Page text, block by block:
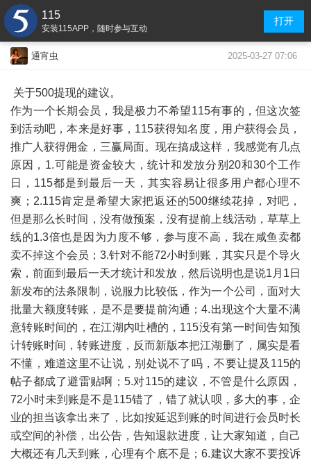
115
安装115APP，随时参与互动
打开
通宵虫 2025-03-27 07:06
关于500提现的建议。
作为一个长期会员，我是极力不希望115有事的，但这次签
到活动吧，本来是好事，115获得知名度，用户获得会员，
推广人获得佣金，三赢局面。现在搞成这样，我感觉有几点
原因，1.可能是资金较大，统计和发放分别20和30个工作
日，115都是到最后一天，其实容易让很多用户都心理不
爽；2.115肯定是希望大家把返还的500继续花掉，对吧，
但是那么长时间，没有做预案，没有提前上线活动，草草上
线的1.3倍也是因为力度不够，参与度不高，我在咸鱼卖都
卖不掉这个会员；3.针对不能72小时到账，其实只是个导火
索，前面到最后一天才统计和发放，然后说明也是说1月1日
新发布的法条限制，说服力比较低，作为一个公司，面对大
批量大额度转账，是不是要提前沟通；4.出现这个大量不满
意转账时间的，在江湖内吐槽的，115没有第一时间告知预
计转账时间，转账进度，反而新版本把江湖删了，属实是看
不懂，难道这里不让说，别处说不了吗，不要让提及115的
帖子都成了避雷贴啊；5.对115的建议，不管是什么原因，
72小时未到账是不是115错了，错了就认呗，多大的事，企
业的担当该拿出来了，比如按延迟到账的时间进行会员时长
或空间的补偿，出公告，告知退款进度，让大家知道，自己
大概还有几天到账，心理有个底不是；6.建议大家不要投诉